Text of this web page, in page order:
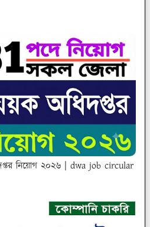
নিয়োগ ২০২৬ | dwa job circular